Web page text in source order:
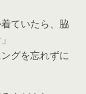
ていたら、脇
グを忘れずに